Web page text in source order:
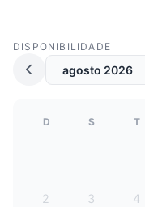
DISPONIBILIDADE
D S T
2 3 4